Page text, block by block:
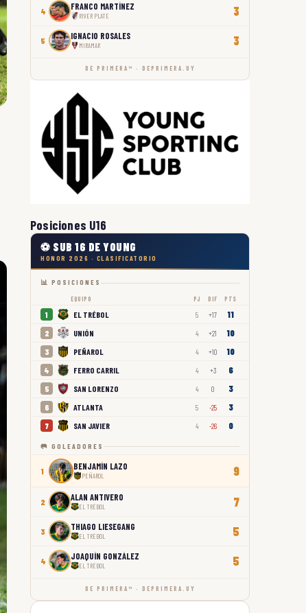
4 FRANCO MARTÍNEZ
RIVER PLATE 3
5 IGNACIO ROSALES
MIRAMAR 3
DE PRIMERA™ · DEPRIMERA.UY
Posiciones U16
⚽ SUB 16 DE YOUNG
HONOR 2026 · CLASIFICATORIO
📊 POSICIONES
EQUIPO PJ DIF PTS
1 EL TRÉBOL 5 +17 11
2 UNIÓN 4 +21 10
3 PEÑAROL 4 +10 10
4 FERRO CARRIL 4 +3 6
5 SAN LORENZO 4 0 3
6 ATLANTA 5 -25 3
7 SAN JAVIER 4 -26 0
🥅 GOLEADORES
1 BENJAMÍN LAZO
PEÑAROL 9
2 ALAN ANTIVERO
EL TRÉBOL 7
3 THIAGO LIESEGANG
EL TRÉBOL 5
4 JOAQUÍN GONZÁLEZ
EL TRÉBOL 5
DE PRIMERA™ · DEPRIMERA.UY